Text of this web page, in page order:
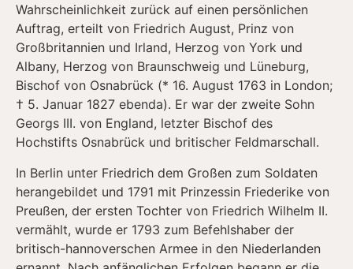
Wahrscheinlichkeit zurück auf einen persönlichen
Auftrag, erteilt von Friedrich August, Prinz von
Großbritannien und Irland, Herzog von York und
Albany, Herzog von Braunschweig und Lüneburg,
Bischof von Osnabrück (* 16. August 1763 in London;
† 5. Januar 1827 ebenda). Er war der zweite Sohn
Georgs III. von England, letzter Bischof des
Hochstifts Osnabrück und britischer Feldmarschall.
In Berlin unter Friedrich dem Großen zum Soldaten
herangebildet und 1791 mit Prinzessin Friederike von
Preußen, der ersten Tochter von Friedrich Wilhelm II.
vermählt, wurde er 1793 zum Befehlshaber der
britisch-hannoverschen Armee in den Niederlanden